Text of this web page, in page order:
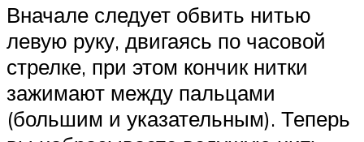
Вначале следует обвить нитью
левую руку, двигаясь по часовой
стрелке, при этом кончик нитки
зажимают между пальцами
(большим и указательным). Теперь